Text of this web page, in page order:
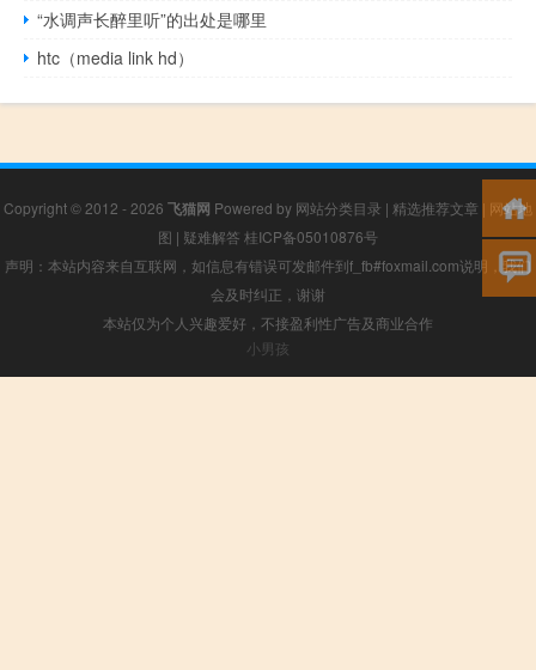
“水调声长醉里听”的出处是哪里
htc（media link hd）
Copyright © 2012 - 2026 飞猫网 Powered by 网站分类目录 | 精选推荐文章 | 网站地
图 | 疑难解答 桂ICP备05010876号
声明：本站内容来自互联网，如信息有错误可发邮件到f_fb#foxmail.com说明，我们
会及时纠正，谢谢
本站仅为个人兴趣爱好，不接盈利性广告及商业合作
小男孩